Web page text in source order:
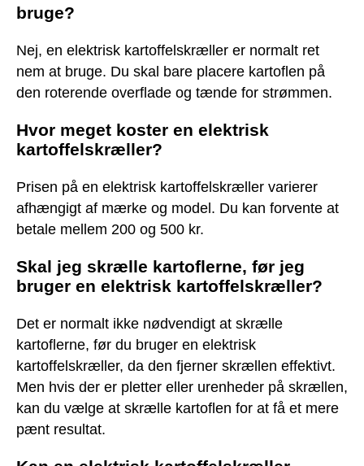
bruge?
Nej, en elektrisk kartoffelskræller er normalt ret
nem at bruge. Du skal bare placere kartoflen på
den roterende overflade og tænde for strømmen.
Hvor meget koster en elektrisk
kartoffelskræller?
Prisen på en elektrisk kartoffelskræller varierer
afhængigt af mærke og model. Du kan forvente at
betale mellem 200 og 500 kr.
Skal jeg skrælle kartoflerne, før jeg
bruger en elektrisk kartoffelskræller?
Det er normalt ikke nødvendigt at skrælle
kartoflerne, før du bruger en elektrisk
kartoffelskræller, da den fjerner skrællen effektivt.
Men hvis der er pletter eller urenheder på skrællen,
kan du vælge at skrælle kartoflen for at få et mere
pænt resultat.